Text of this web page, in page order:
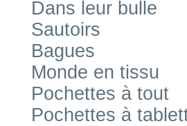
Dans leur bulle
Sautoirs
Bagues
Monde en tissu
Pochettes à tout
Pochettes à